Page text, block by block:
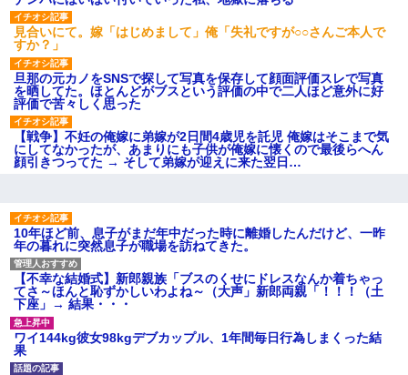
百年の恋12-899 食べた量を
張り合ってくる
【悲報】佐藤輝明・・・２軍
でも盛大にやらかす←あまり悲
しませないでくれ
見合いにて。嫁「はじめまして」俺「失礼ですが○○さんご本人で
すか？」
旦那の元カノをSNSで探して写真を保存して顔面評価スレで写真
を晒してた。ほとんどがブスという評価の中で二人ほど意外に好
評価で苦々しく思った
【戦争】不妊の俺嫁に弟嫁が2日間4歳児を託児 俺嫁はそこまで気
にしてなかったが、あまりにも子供が俺嫁に懐くので最後らへん
顔引きつってた → そして弟嫁が迎えに来た翌日…
10年ほど前、息子がまだ年中だった時に離婚したんだけど、一昨
年の暮れに突然息子が職場を訪ねてきた。
【不幸な結婚式】新郎親族「ブスのくせにドレスなんか着ちゃっ
てさ～ほんと恥ずかしいわよね～（大声」新郎両親「！！！（土
下座」→ 結果・・・
ワイ144kg彼女98kgデブカップル、1年間毎日行為しまくった結
果